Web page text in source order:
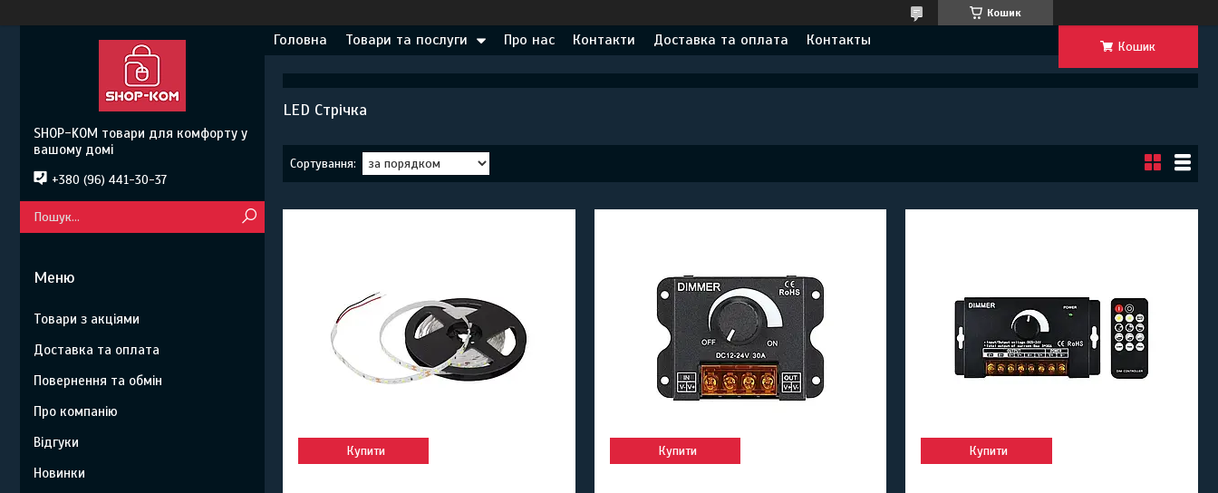
Кошик
Головна Товари та послуги Про нас Контакти Доставка та оплата Контакты Кошик
LED Стрічка
Купити Купити Купити
SHOP-KOM товари для комфорту у
вашому домі
+380 (96) 441-30-37
Товари з акціями
Доставка та оплата
Повернення та обмін
Про компанію
Відгуки
Новинки